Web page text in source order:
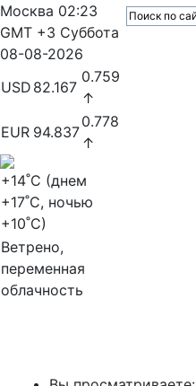
Москва 02:23
GMT +3 Суббота
08-08-2026
USD 82.167
0.759
↑
EUR 94.837
0.778
↑
+14˚C (днем
+17˚C, ночью
+10˚C)
Ветрено,
переменная
облачность